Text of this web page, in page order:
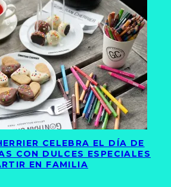
CELEBRA EL DÍA DE
CON DULCES ESPECIALES
EN FAMILIA